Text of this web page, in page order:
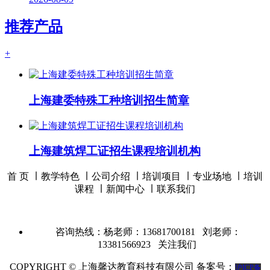
推荐产品
+
上海建委特殊工种培训招生简章
上海建筑焊工证招生课程培训机构
首 页 ∣ 教学特色 公司介绍 培训项目 专业场地
培训
课程
新闻中心 联系我们
咨询热线：杨老师：13681700181 刘老师：
13381566923
关注我们
COPYRIGHT © 上海馨达教育科技有限公司 备案号： 沪ICP备